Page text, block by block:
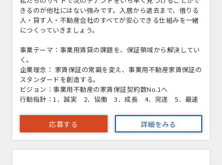
きるのが他社にはない強みです。入居から退去まで、借りる
人・貸す人・不動産会社のすべてが安心できる仕組みを一緒
につくっていきましょう。
事業テーマ：事業用賃貸の課題を、保証領域から解決してい
く。
企業理念： 家賃保証の常識を変え、事業用不動産家賃保証の
スタンダードを創造する。
ビジョン：事業用不動産の家賃保証契約数No.1へ
行動指針：1．誠実 2．協働 3．成長 4．完遂 5．最速
応募する 詳細をみる